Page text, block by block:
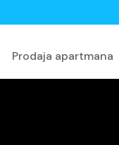
Prodaja apartmana